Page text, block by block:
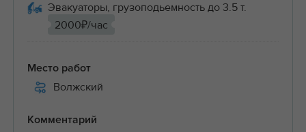
Эвакуаторы, грузоподьемность до 3.5 т.
2000₽/час
Место работ
Волжский
Комментарий